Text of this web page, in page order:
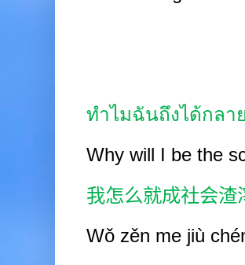
ทำไมฉันถึงได้กลา
Why will I be the
我怎么就成社会渣
Wǒ zěn me jiù